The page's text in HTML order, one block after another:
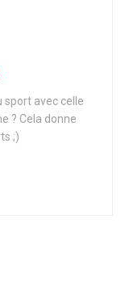
sport avec celle
? Cela donne
;)